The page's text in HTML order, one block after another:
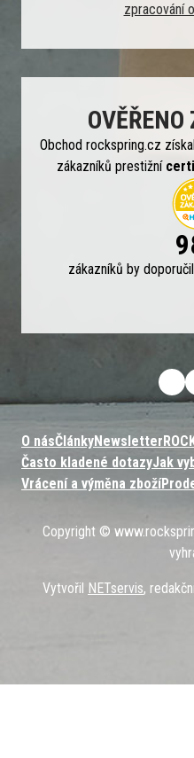
zpracování
Obchod rockspring.cz
zákazníků prestižní
zákazníků by
O násČlánkyNewsletter
Často kladené dotazyJak
Vrácení a výměna zboží
Copyright ©
Vytvořil NETservis,